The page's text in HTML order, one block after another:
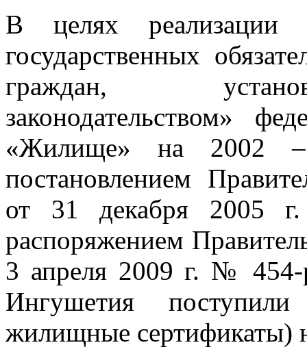
В целях реализации
государственных
граждан,
законодательством»
«Жилище» на 2002 –
постановлением
от 31 декабря 2005
распоряжением
3 апреля 2009 г. № 454-
Ингушетия поступили
жилищные сертификаты)